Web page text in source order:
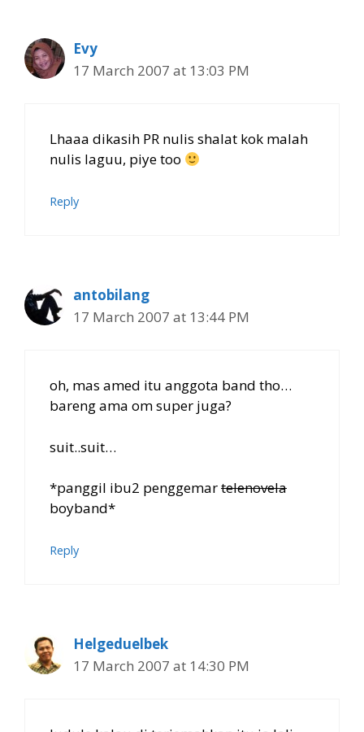
Evy
17 March 2007 at 13:03 PM
Lhaaa dikasih PR nulis shalat kok malah
nulis laguu, piye too
Reply
antobilang
17 March 2007 at 13:44 PM
oh, mas amed itu anggota band tho…
bareng ama om super juga?
suit..suit…
*panggil ibu2 penggemartelenovela
boyband*
Reply
Helgeduelbek
17 March 2007 at 14:30 PM